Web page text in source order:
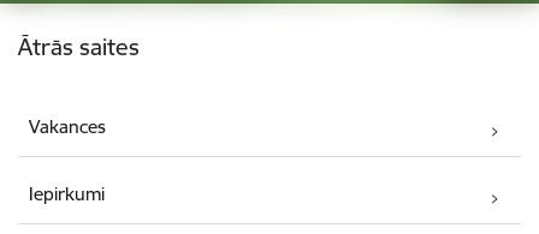
Kājene
Ātrās saites
Vakances
Iepirkumi